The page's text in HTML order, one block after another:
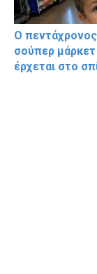
Ο πεντάχρονος
σούπερ μάρκετ
έρχεται στο